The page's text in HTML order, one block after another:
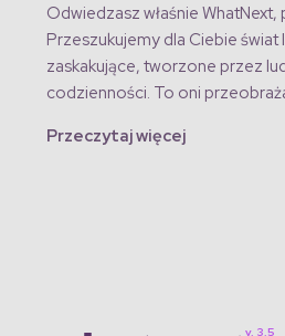
Odwiedzasz właśnie
Przeszukujemy dla Ciebie
zaskakujące, tworzone przez
codzienności. To oni
Przeczytaj więcej